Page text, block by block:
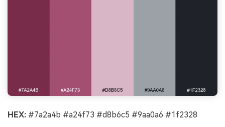
HEX: #7a2a4b #a24f73 #d8b6c5 #9aa0a6 #1f2328